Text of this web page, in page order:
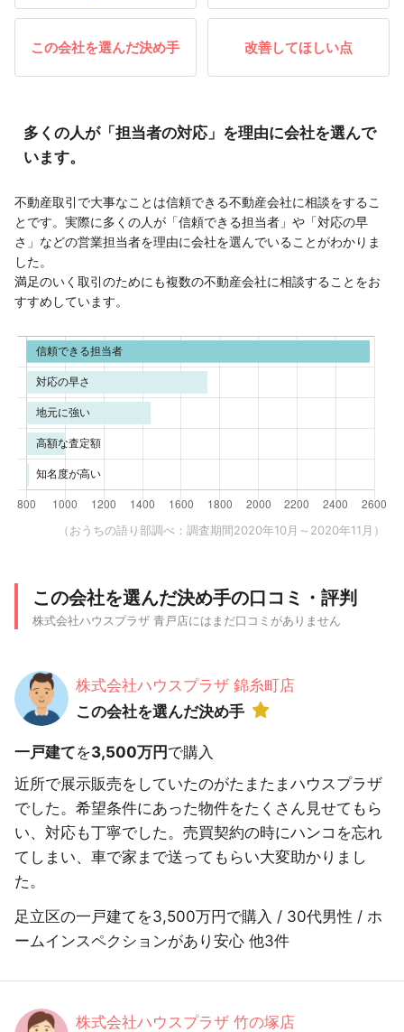
この会社を選んだ決め手 改善してほしい点
多くの人が「担当者の対応」を理由に会社を選んで
います。
不動産取引で大事なことは信頼できる不動産会社に相談をするこ
とです。実際に多くの人が「信頼できる担当者」や「対応の早
さ」などの営業担当者を理由に会社を選んでいることがわかりま
した。
満足のいく取引のためにも複数の不動産会社に相談することをお
すすめしています。
（おうちの語り部調べ：調査期間2020年10月～2020年11月）
この会社を選んだ決め手の口コミ・評判
株式会社ハウスプラザ 青戸店にはまだ口コミがありません
株式会社ハウスプラザ 錦糸町店
この会社を選んだ決め手
一戸建てを3,500万円で購入
近所で展示販売をしていたのがたまたまハウスプラザ
でした。希望条件にあった物件をたくさん見せてもら
い、対応も丁寧でした。売買契約の時にハンコを忘れ
てしまい、車で家まで送ってもらい大変助かりまし
た。
足立区の一戸建てを3,500万円で購入 / 30代男性 / ホ
ームインスペクションがあり安心 他3件
株式会社ハウスプラザ 竹の塚店